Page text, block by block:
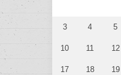
3 4 5
10 11 12
17 18 19